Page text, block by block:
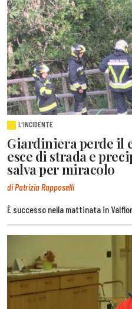
L'INCIDENTE
Giardiniera perde il
esce di strada e
salva per miracolo
di Patrizia Rapposelli
È successo nella mattinata in